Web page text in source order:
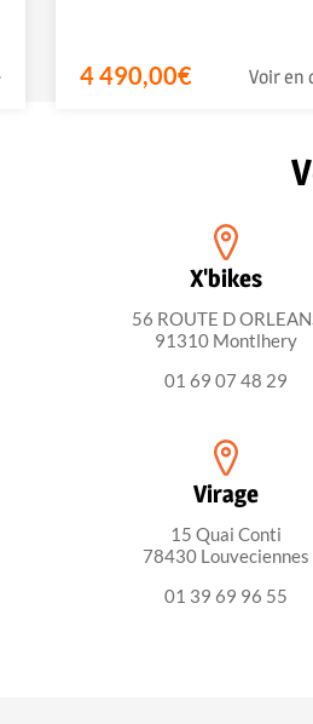
4 490,00€ Voir en
X'bikes
56 ROUTE D
91310 Montlhery
01 69 07 48 29
Virage
15 Quai Conti
78430 Louveciennes
01 39 69 96 55